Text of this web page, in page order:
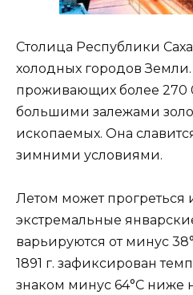
Столица Республики
холодных городов
проживающих более 270
большими залежами
ископаемых. Она
зимними условиями.
Летом может прогреться
экстремальные
варьируются от минус
1891 г. зафиксирован
знаком минус 64°C ниже